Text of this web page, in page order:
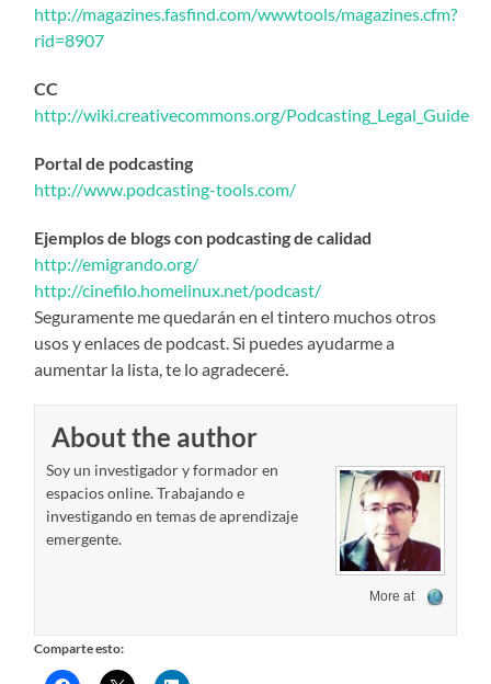
http://magazines.fasfind.com/wwwtools/magazines.cfm?
rid=8907
CC
http://wiki.creativecommons.org/Podcasting_Legal_Guide
Portal de podcasting
http://www.podcasting-tools.com/
Ejemplos de blogs con podcasting de calidad
http://emigrando.org/
http://cinefilo.homelinux.net/podcast/
Seguramente me quedarán en el tintero muchos otros
usos y enlaces de podcast. Si puedes ayudarme a
aumentar la lista, te lo agradeceré.
About the author
Soy un investigador y formador en
espacios online. Trabajando e
investigando en temas de aprendizaje
emergente.
More at
Comparte esto: